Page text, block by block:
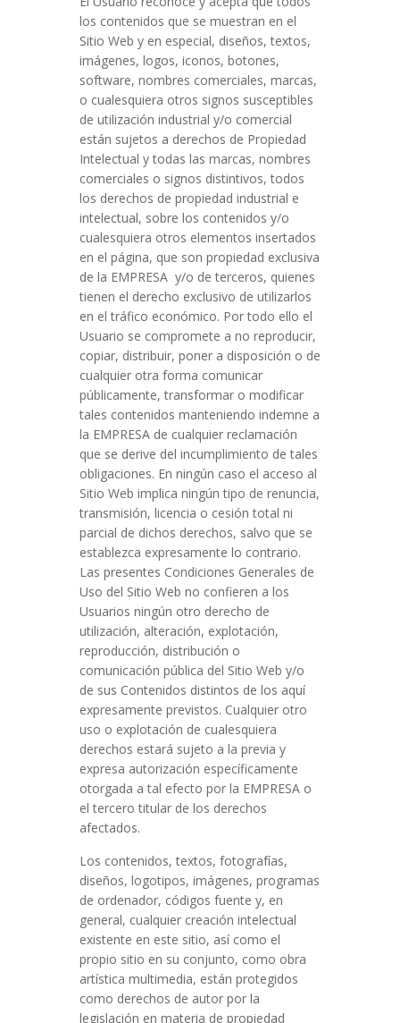
los contenidos que se muestran en el
Sitio Web y en especial, diseños, textos,
imágenes, logos, iconos, botones,
software, nombres comerciales, marcas,
o cualesquiera otros signos susceptibles
de utilización industrial y/o comercial
están sujetos a derechos de Propiedad
Intelectual y todas las marcas, nombres
comerciales o signos distintivos, todos
los derechos de propiedad industrial e
intelectual, sobre los contenidos y/o
cualesquiera otros elementos insertados
en el página, que son propiedad exclusiva
de la EMPRESA y/o de terceros, quienes
tienen el derecho exclusivo de utilizarlos
en el tráfico económico. Por todo ello el
Usuario se compromete a no reproducir,
copiar, distribuir, poner a disposición o de
cualquier otra forma comunicar
públicamente, transformar o modificar
tales contenidos manteniendo indemne a
la EMPRESA de cualquier reclamación
que se derive del incumplimiento de tales
obligaciones. En ningún caso el acceso al
Sitio Web implica ningún tipo de renuncia,
transmisión, licencia o cesión total ni
parcial de dichos derechos, salvo que se
establezca expresamente lo contrario.
Las presentes Condiciones Generales de
Uso del Sitio Web no confieren a los
Usuarios ningún otro derecho de
utilización, alteración, explotación,
reproducción, distribución o
comunicación pública del Sitio Web y/o
de sus Contenidos distintos de los aquí
expresamente previstos. Cualquier otro
uso o explotación de cualesquiera
derechos estará sujeto a la previa y
expresa autorización específicamente
otorgada a tal efecto por la EMPRESA o
el tercero titular de los derechos
afectados.
Los contenidos, textos, fotografías,
diseños, logotipos, imágenes, programas
de ordenador, códigos fuente y, en
general, cualquier creación intelectual
existente en este sitio, así como el
propio sitio en su conjunto, como obra
artística multimedia, están protegidos
como derechos de autor por la
legislación en materia de propiedad